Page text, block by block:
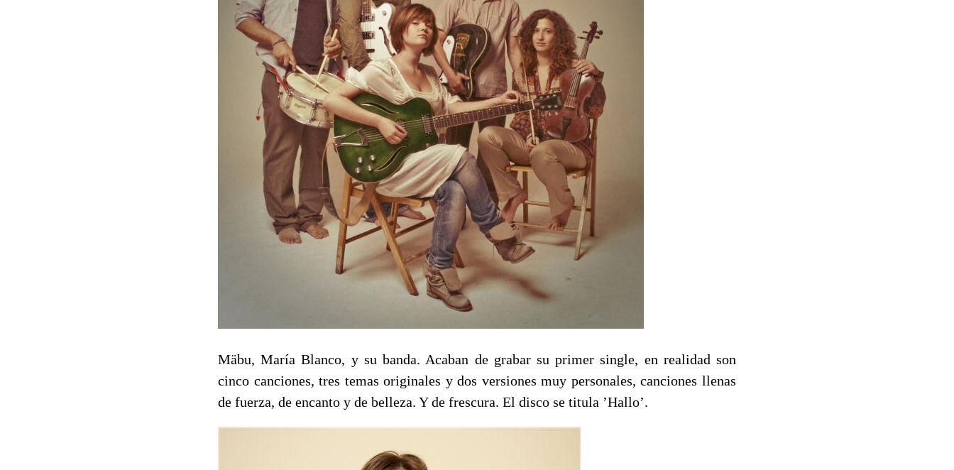
Mäbu, María Blanco, y su banda. Acaban de grabar su primer single, en realidad son
cinco canciones, tres temas originales y dos versiones muy personales, canciones llenas
de fuerza, de encanto y de belleza. Y de frescura. El disco se titula ’Hallo’.